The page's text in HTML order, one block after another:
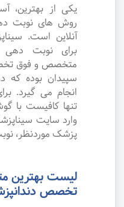
یکی از بهترین،
روش های نوبت
آنلاین است.
برای نوبت دهی
متخصص و فوق
سپیدان بوده که
انجام می گیرد.
تنها کافیست با
وارد سایت
پزشک موردنظر،
لیست
تخصص